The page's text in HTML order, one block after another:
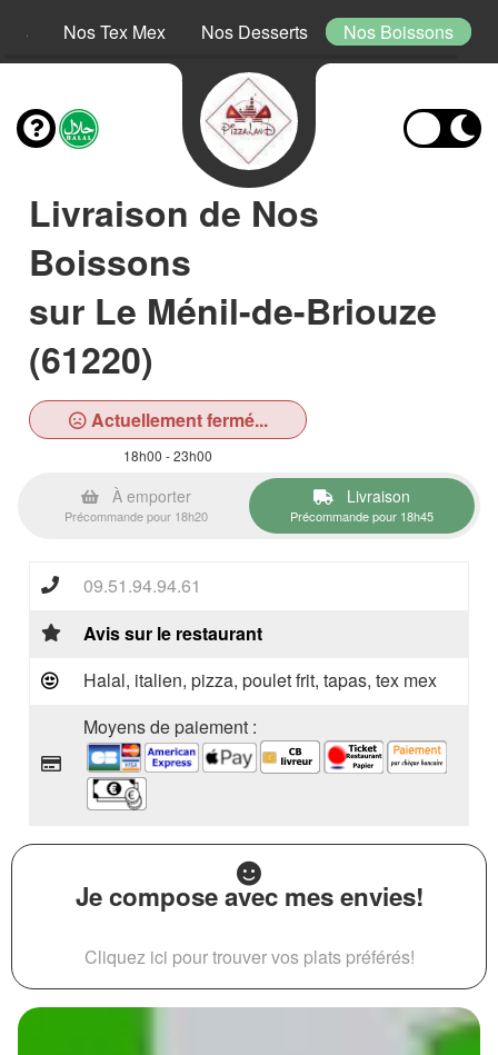
Nos Tex Mex Nos Desserts Nos Boissons
Livraison de Nos
Boissons
sur Le Ménil-de-Briouze
(61220)
Actuellement fermé...
18h00 - 23h00
À emporter
Précommande pour 18h20
Livraison
Précommande pour 18h45
09.51.94.94.61
Avis sur le restaurant
Halal, italien, pizza, poulet frit, tapas, tex mex
Moyens de paiement :
Je compose avec mes envies!
Cliquez ici pour trouver vos plats préférés!